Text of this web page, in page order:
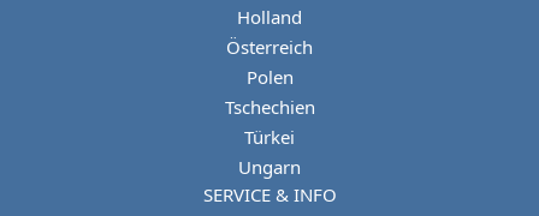
Holland
Österreich
Polen
Tschechien
Türkei
Ungarn
SERVICE & INFO